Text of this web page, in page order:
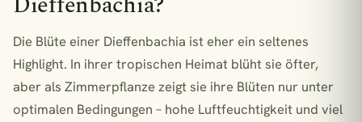
Die Blüte einer Dieffenbachia ist eher ein seltenes
Highlight. In ihrer tropischen Heimat blüht sie öfter,
aber als Zimmerpflanze zeigt sie ihre Blüten nur unter
optimalen Bedingungen – hohe Luftfeuchtigkeit und viel